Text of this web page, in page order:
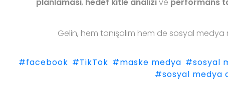
planlaması, hedef kitle analizive performans
Gelin, hem tanışalım hem de sosyal
#facebook #TikTok #maske medya #sosyal
#sosyal medya